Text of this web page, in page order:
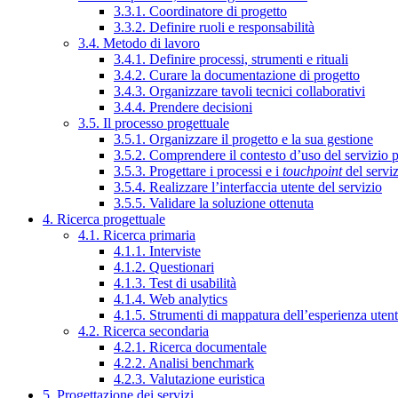
3.3.1. Coordinatore di progetto
3.3.2. Definire ruoli e responsabilità
3.4. Metodo di lavoro
3.4.1. Definire processi, strumenti e rituali
3.4.2. Curare la documentazione di progetto
3.4.3. Organizzare tavoli tecnici collaborativi
3.4.4. Prendere decisioni
3.5. Il processo progettuale
3.5.1. Organizzare il progetto e la sua gestione
3.5.2. Comprendere il contesto d’uso del servizio
3.5.3. Progettare i processi e i touchpointdel
3.5.4. Realizzare l’interfaccia utente del servizio
3.5.5. Validare la soluzione ottenuta
4. Ricerca progettuale
4.1. Ricerca primaria
4.1.1. Interviste
4.1.2. Questionari
4.1.3. Test di usabilità
4.1.4. Web analytics
4.1.5. Strumenti di mappatura dell’esperienza
4.2. Ricerca secondaria
4.2.1. Ricerca documentale
4.2.2. Analisi benchmark
4.2.3. Valutazione euristica
5. Progettazione dei servizi